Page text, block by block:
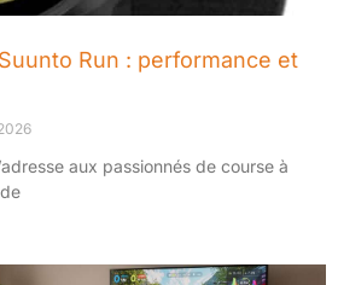
Run : performance et
aux passionnés de course à